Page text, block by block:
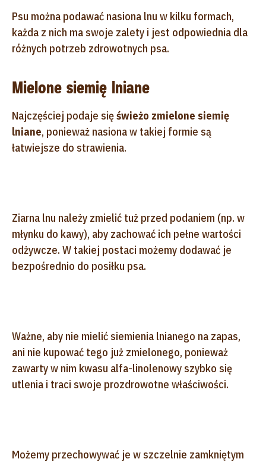
Psu można podawać nasiona lnu w kilku formach,
każda z nich ma swoje zalety i jest odpowiednia dla
różnych potrzeb zdrowotnych psa.
Mielone siemię lniane
Najczęściej podaje sięświeżo zmielone siemię
lniane, ponieważ nasiona w takiej formie są
łatwiejsze do strawienia.
Ziarna lnu należy zmielić tuż przed podaniem (np. w
młynku do kawy), aby zachować ich pełne wartości
odżywcze. W takiej postaci możemy dodawać je
bezpośrednio do posiłku psa.
Ważne, aby nie mielić siemienia lnianego na zapas,
ani nie kupować tego już zmielonego, ponieważ
zawarty w nim kwasu alfa-linolenowy szybko się
utlenia i traci swoje prozdrowotne właściwości.
Możemy przechowywać je w szczelnie zamkniętym